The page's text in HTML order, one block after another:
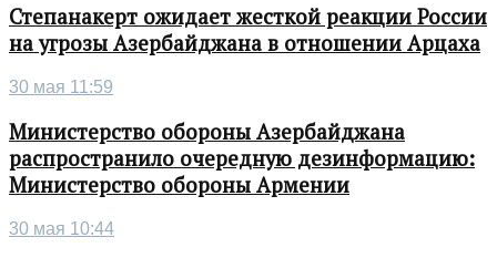
Степанакерт ожидает жесткой реакции России
на угрозы Азербайджана в отношении Арцаха
30 мая 11:59
Министерство обороны Азербайджана
распространило очередную дезинформацию:
Министерство обороны Армении
30 мая 10:44